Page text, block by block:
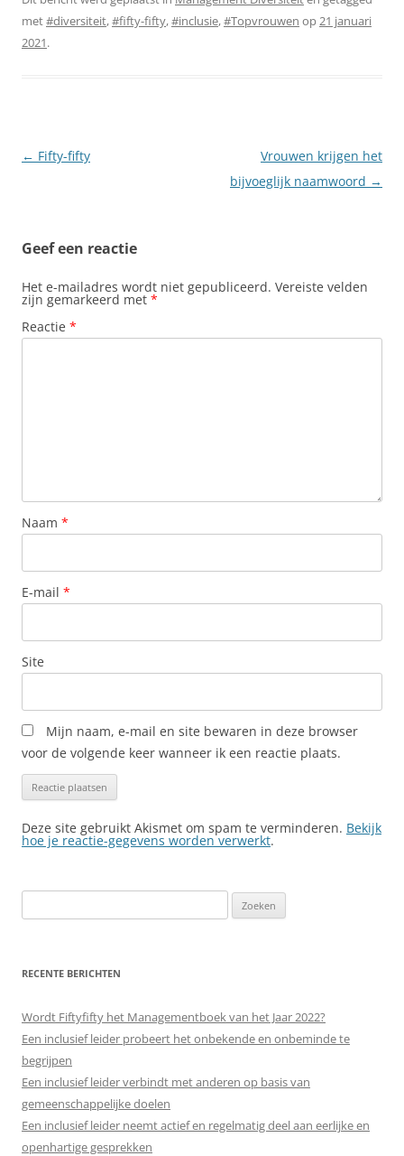
met#diversiteit,#fifty-fifty,#inclusie,#Topvrouwen op21 januari
2021.
Berichtnavigatie
← Fifty-fifty
Vrouwen krijgen het
bijvoeglijk naamwoord →
Geef een reactie
Het e-mailadres wordt niet gepubliceerd. Vereiste velden
zijn gemarkeerd met *
Reactie *
Naam *
E-mail *
Site
Mijn naam, e-mail en site bewaren in deze browser
voor de volgende keer wanneer ik een reactie plaats.
Deze site gebruikt Akismet om spam te verminderen. Bekijk
hoe je reactie-gegevens worden verwerkt.
naar:
RECENTE BERICHTEN
Wordt Fiftyfifty het Managementboek van het Jaar 2022?
Een inclusief leider probeert het onbekende en onbeminde te
begrijpen
Een inclusief leider verbindt met anderen op basis van
gemeenschappelijke doelen
Een inclusief leider neemt actief en regelmatig deel aan eerlijke en
openhartige gesprekken